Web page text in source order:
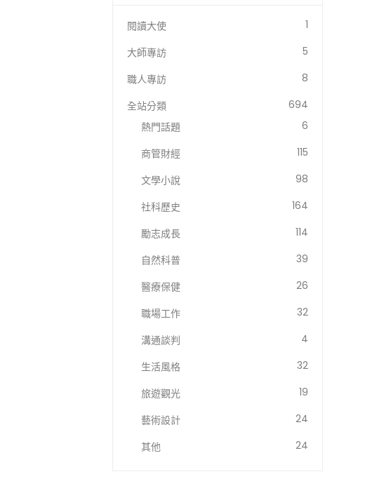
閱讀大使
1
大師專訪
5
職人專訪
8
全站分類
694
熱門話題
6
商管財經
115
文學小說
98
社科歷史
164
勵志成長
114
自然科普
39
醫療保健
26
職場工作
32
溝通談判
4
生活風格
32
旅遊觀光
19
藝術設計
24
其他
24